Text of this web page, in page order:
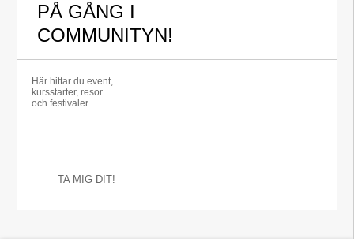
PÅ GÅNG I
COMMUNITYN!
Här hittar du event,
kursstarter, resor
och festivaler.
TA MIG DIT!